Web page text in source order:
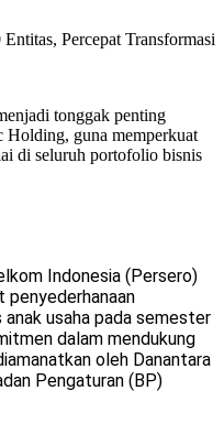
tonggak penting
Holding, guna memperkuat
di seluruh portofolio bisnis
Indonesia (Persero)
usaha pada semester
dalam mendukung
oleh Danantara
Pengaturan (BP)